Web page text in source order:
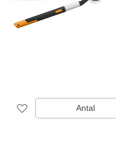
Antal